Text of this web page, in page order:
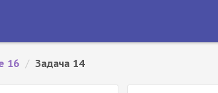
16 / Задача 14